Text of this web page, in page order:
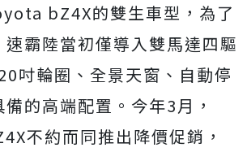
bZ4X的雙生車型，為了
霸陸當初僅導入雙馬達四驅
吋輪圈、全景天窗、自動停
的高端配置。今年3月，
不約而同推出降價促銷，